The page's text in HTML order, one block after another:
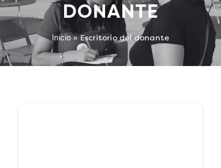
DONANTE
Inicio»Escritorio del donante